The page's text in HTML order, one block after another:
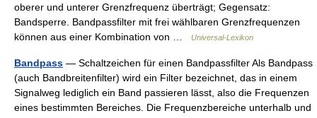
oberer und unterer Grenzfrequenz überträgt; Gegensatz:
Bandsperre. Bandpassfilter mit frei wählbaren Grenzfrequenzen
können aus einer Kombination von …
Universal-Lexikon
Bandpass — Schaltzeichen für einen Bandpassfilter Als Bandpass
(auch Bandbreitenfilter) wird ein Filter bezeichnet, das in einem
Signalweg lediglich ein Band passieren lässt, also die Frequenzen
eines bestimmten Bereiches. Die Frequenzbereiche unterhalb und